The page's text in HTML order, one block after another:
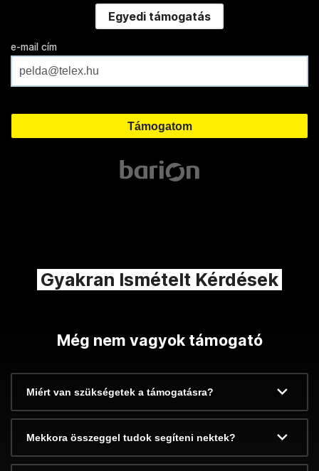
Egyedi támogatás
e-mail cím
Gyakran Ismételt Kérdések
Még nem vagyok támogató
Miért van szükségetek a támogatásra?
Mekkora összeggel tudok segíteni nektek?